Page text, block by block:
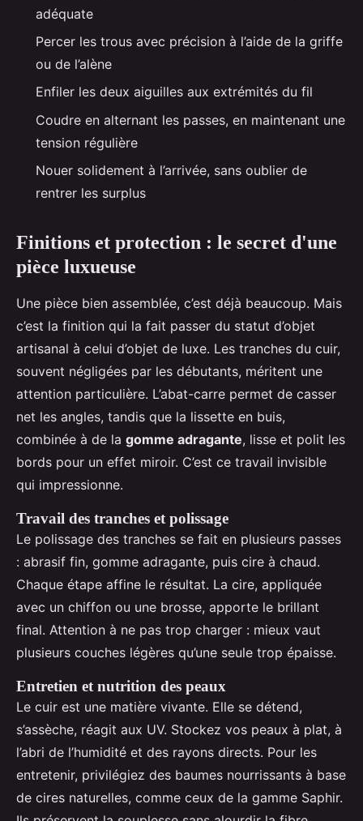
adéquate
Percer les trous avec précision à l’aide de la griffe
ou de l’alène
Enfiler les deux aiguilles aux extrémités du fil
Coudre en alternant les passes, en maintenant une
tension régulière
Nouer solidement à l’arrivée, sans oublier de
rentrer les surplus
Finitions et protection : le secret d'une
pièce luxueuse
Une pièce bien assemblée, c’est déjà beaucoup. Mais
c’est la finition qui la fait passer du statut d’objet
artisanal à celui d’objet de luxe. Les tranches du cuir,
souvent négligées par les débutants, méritent une
attention particulière. L’abat-carre permet de casser
net les angles, tandis que la lissette en buis,
combinée à de la gomme adragante, lisse et polit les
bords pour un effet miroir. C’est ce travail invisible
qui impressionne.
Travail des tranches et polissage
Le polissage des tranches se fait en plusieurs passes
: abrasif fin, gomme adragante, puis cire à chaud.
Chaque étape affine le résultat. La cire, appliquée
avec un chiffon ou une brosse, apporte le brillant
final. Attention à ne pas trop charger : mieux vaut
plusieurs couches légères qu’une seule trop épaisse.
Entretien et nutrition des peaux
Le cuir est une matière vivante. Elle se détend,
s’assèche, réagit aux UV. Stockez vos peaux à plat, à
l’abri de l’humidité et des rayons directs. Pour les
entretenir, privilégiez des baumes nourrissants à base
de cires naturelles, comme ceux de la gamme Saphir.